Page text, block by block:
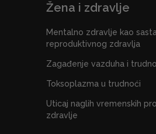
Žena i zdravlje
Mentalno zdravlje kao
reproduktivnog zdravlja
Zagađenje vazduha i
Toksoplazma u trudnoći
Uticaj naglih vremenskih
zdravlje